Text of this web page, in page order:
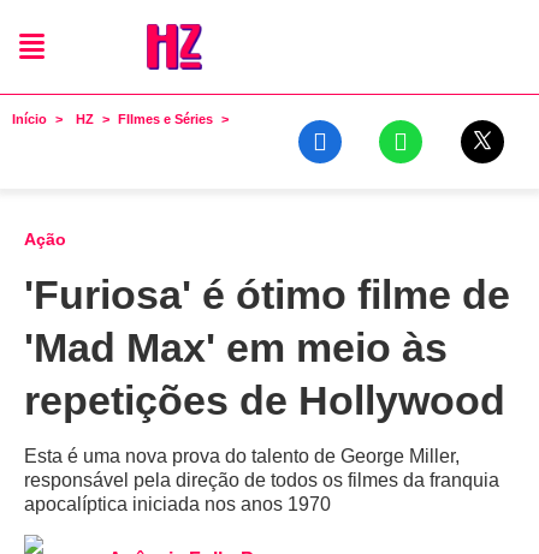
Início HZ FIlmes e Séries
Ação
'Furiosa' é ótimo filme de
'Mad Max' em meio às
repetições de Hollywood
Esta é uma nova prova do talento de George Miller,
responsável pela direção de todos os filmes da franquia
apocalíptica iniciada nos anos 1970